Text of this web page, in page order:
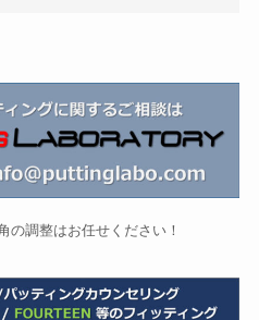
の調整はお任せください！